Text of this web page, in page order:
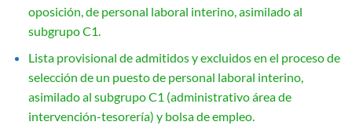
oposición, de personal laboral interino, asimilado al
subgrupo C1.
Lista provisional de admitidos y excluidos en el proceso de
selección de un puesto de personal laboral interino,
asimilado al subgrupo C1 (administrativo área de
intervención-tesorería) y bolsa de empleo.